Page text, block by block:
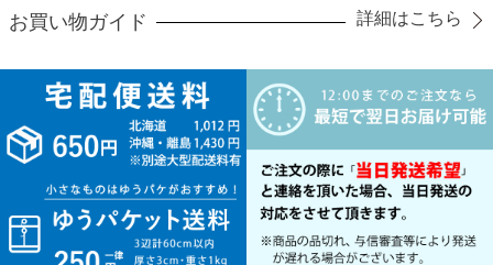
お買い物ガイド 詳細はこちら